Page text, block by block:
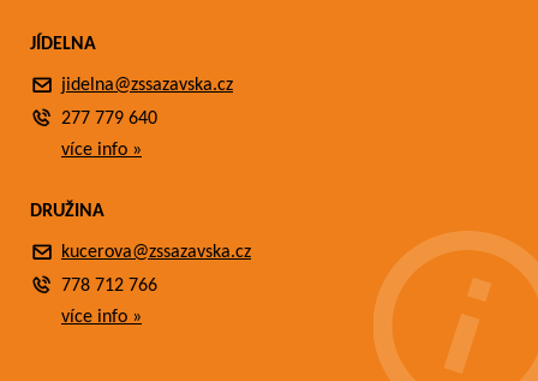
JÍDELNA
jidelna@zssazavska.cz
277 779 640
více info »
DRUŽINA
kucerova@zssazavska.cz
778 712 766
více info »